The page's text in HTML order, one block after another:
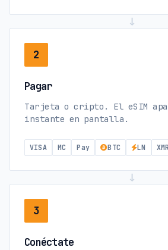
→
2
Pagar
Tarjeta o cripto. El eSIM
instante en pantalla.
VISA MC Pay BTC LN XMR
→
3
Conéctate